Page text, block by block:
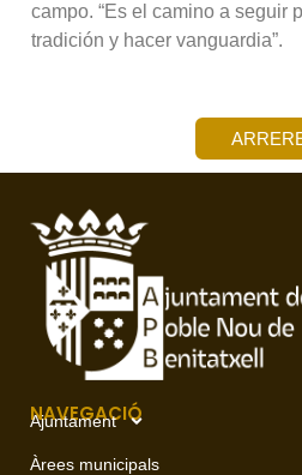
campo. “Es el camino a seguir
tradición y hacer vanguardia”.
NAVEGACIÓ
Ajuntament
Àrees municipals